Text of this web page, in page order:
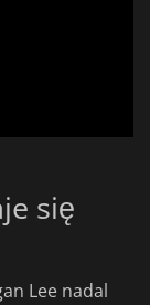
się
Lee nadal